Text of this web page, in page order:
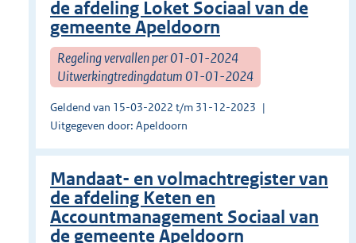
de afdeling Loket Sociaal van de
gemeente Apeldoorn
Regeling vervallen per 01-01-2024
Uitwerkingtredingdatum 01-01-2024
Geldend van 15-03-2022 t/m 31-12-2023
Uitgegeven door: Apeldoorn
Mandaat- en volmachtregister van
de afdeling Keten en
Accountmanagement Sociaal van
de gemeente Apeldoorn